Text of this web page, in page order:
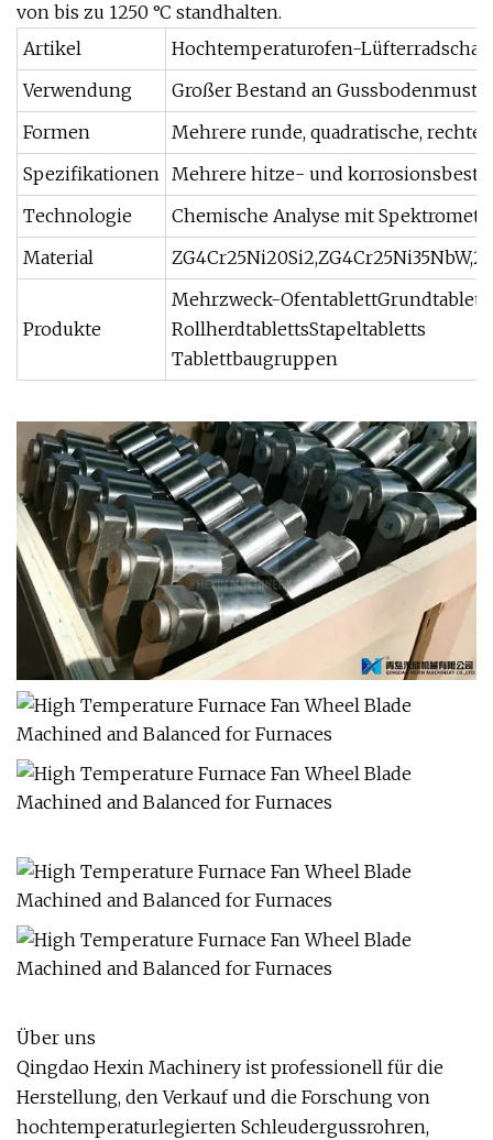
von bis zu 1250 °C standhalten.
Artikel
Hochtemperaturofen-
Verwendung
Großer Bestand an
Formen
Mehrere runde, quadratische,
Spezifikationen Mehrere hitze- und
Technologie
Chemische Analyse mit
Material
Produkte
Mehrzweck-
RollherdtablettsStapeltabletts
Tablettbaugruppen
Über uns
Qingdao Hexin Machinery ist professionell für die
Herstellung, den Verkauf und die Forschung von
hochtemperaturlegierten Schleudergussrohren,